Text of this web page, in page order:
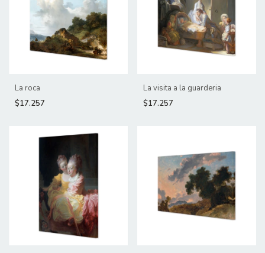
La roca
$17.257
La visita a la guarderia
$17.257